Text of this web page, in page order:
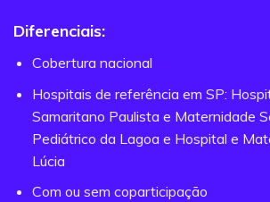
Diferenciais:
Cobertura nacional
Hospitais de referência em SP:
Samaritano Paulista e Maternidade
Pediátrico da Lagoa e Hospital e
Lúcia
Com ou sem coparticipação